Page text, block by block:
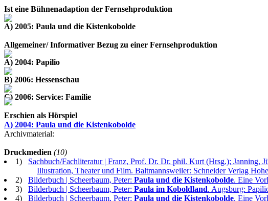
Ist eine Bühnenadaption der Fernsehproduktion
A) 2005: Paula und die Kistenkobolde
Allgemeiner/ Informativer Bezug zu einer Fernsehproduktion
A) 2004: Papilio
B) 2006: Hessenschau
C) 2006: Service: Familie
Erschien als Hörspiel
A) 2004: Paula und die Kistenkobolde
Archivmaterial:
Druckmedien (10)
1) Sachbuch/Fachliteratur | Franz, Prof. Dr. Dr. phil. Kurt (Hrsg.); Janning,
Illustration, Theater und Film. Baltmannsweiler: Schneider Verlag
2) Bilderbuch | Scheerbaum, Peter: Paula und die Kistenkobolde. Eine
3) Bilderbuch | Scheerbaum, Peter: Paula im Koboldland. Augsburg:
4) Bilderbuch | Scheerbaum, Peter: Paula und die Kistenkobolde. Eine